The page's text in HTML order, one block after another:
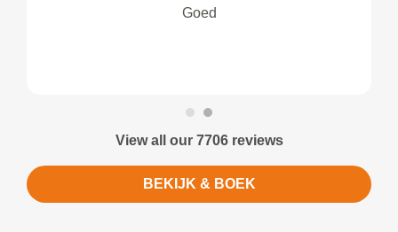
Goed
View all our 7706 reviews
BEKIJK & BOEK